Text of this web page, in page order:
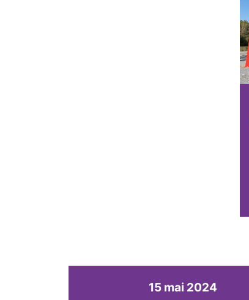
15 mai 2024